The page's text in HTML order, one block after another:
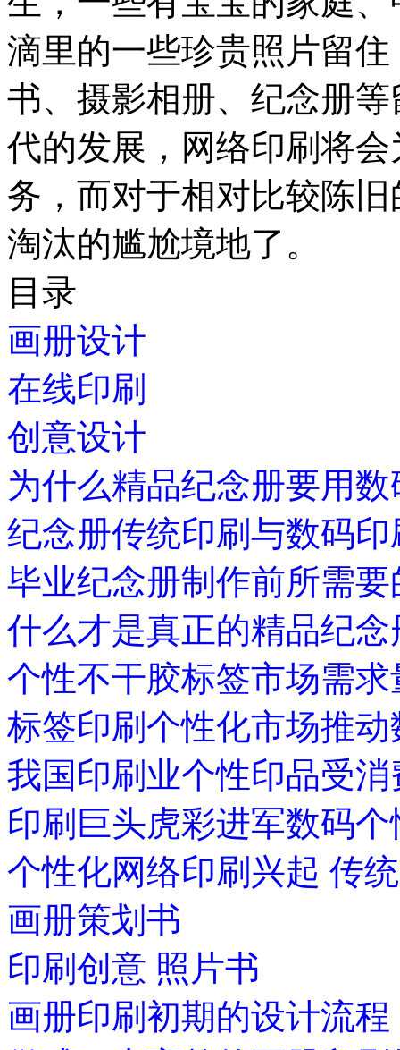
滴里的一些珍贵照片留
书、摄影相册、纪念册
代的发展，网络印刷将
务，而对于相对比较陈
淘汰的尴尬境地了。
目录
画册设计
在线印刷
创意设计
为什么精品纪念册要用
纪念册传统印刷与数码
毕业纪念册制作前所需
什么才是真正的精品纪
个性不干胶标签市场需
标签印刷个性化市场推
我国印刷业个性印品受
印刷巨头虎彩进军数码
个性化网络印刷兴起 传
画册策划书
印刷创意 照片书
画册印刷初期的设计流程